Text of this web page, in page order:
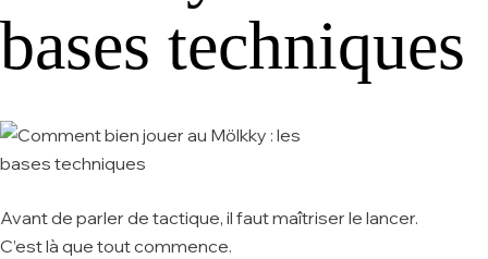
bases techniques
Avant de parler de tactique, il faut maîtriser le lancer.
C’est là que tout commence.